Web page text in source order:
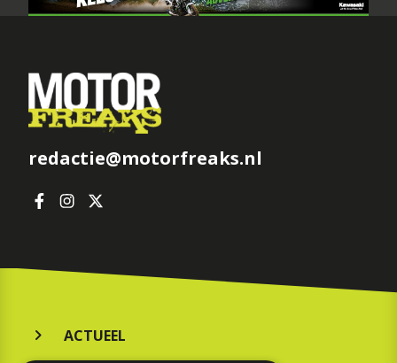
redactie@motorfreaks.nl
ACTUEEL